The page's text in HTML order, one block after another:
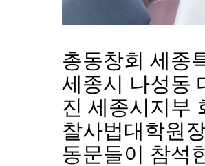
연혁·사업실적
결산 공시
모교 소
지부·지
동창회
포토뉴
영상갤
총동창회 세종
세종시 나성동
진 세종시지부
찰사법대학원
동문들이 참석